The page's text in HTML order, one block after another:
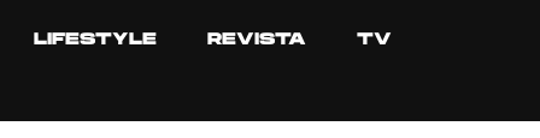
LIFESTYLE REVISTA TV